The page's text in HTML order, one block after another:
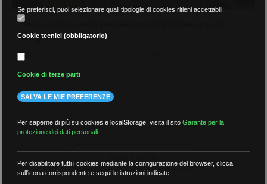
Pensioni d´anzianità: precisazioni dal MIUR sui requisiti
anagrafici
Nota prot. n. 19313 del 21 dicembre 2009
22 Dicembre 2009
Se preferisci, puoi selezionare quali tipologie di cookies ritieni accettabili:
Cookie tecnici (obbligatorio)
Cookie di terze parti
SALVA LE MIE PREFERENZE
Per saperne di più su cookies e localStorage, visita il sitoGarante per la
protezione dei dati personali
Per disabilitare tutti i cookies mediante la configurazione del browser, clicca
sull'icona corrispondente e segui le istruzioni indicate: